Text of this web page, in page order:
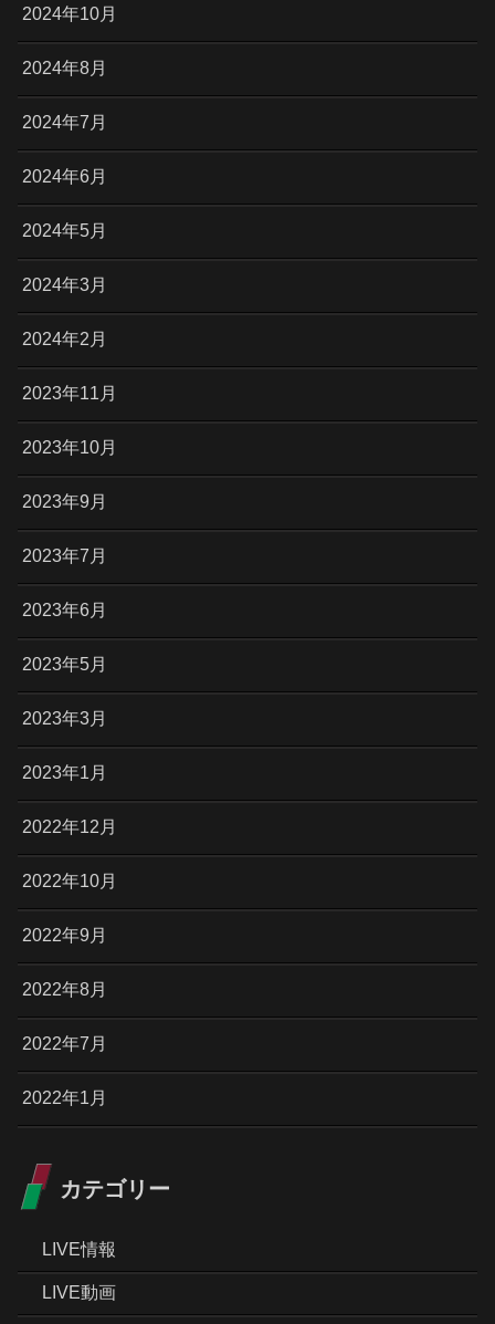
2024年10月
2024年8月
2024年7月
2024年6月
2024年5月
2024年3月
2024年2月
2023年11月
2023年10月
2023年9月
2023年7月
2023年6月
2023年5月
2023年3月
2023年1月
2022年12月
2022年10月
2022年9月
2022年8月
2022年7月
2022年1月
カテゴリー
LIVE情報
LIVE動画